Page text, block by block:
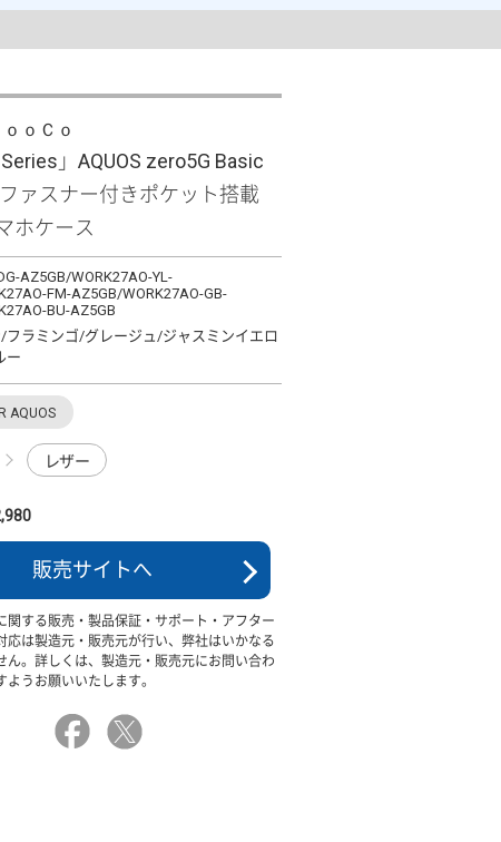
ｏＣｏ
Series」AQUOS zero5G Basic
ァスナー付きポケット搭載
ホケース
AZ5GB/WORK27AO-YL-
FM-AZ5GB/WORK27AO-GB-
BU-AZ5GB
フラミンゴ/グレージュ/ジャスミンイエロ
ー
AQUOS
レザー
販売サイトへ
関する販売・製品保証・サポート・アフター
応は製造元・販売元が行い、弊社はいかなる
ん。詳しくは、製造元・販売元にお問い合わ
ようお願いいたします。